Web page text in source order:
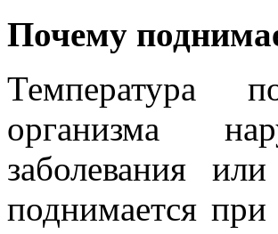
Почему
Температура
организма
заболевания
поднимается